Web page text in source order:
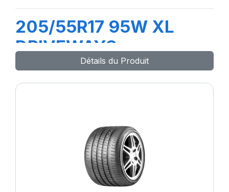
205/55R17 95W XL
DRIVEWAYS
Détails du Produit